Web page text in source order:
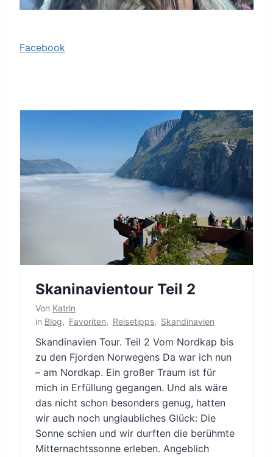
Facebook
Skaninavientour Teil 2
Von Katrin
in Blog, Favoriten, Reisetipps, Skandinavien
Skandinavien Tour. Teil 2 Vom Nordkap bis
zu den Fjorden Norwegens Da war ich nun
– am Nordkap. Ein großer Traum ist für
mich in Erfüllung gegangen. Und als wäre
das nicht schon besonders genug, hatten
wir auch noch unglaubliches Glück: Die
Sonne schien und wir durften die berühmte
Mitternachtssonne erleben. Angeblich